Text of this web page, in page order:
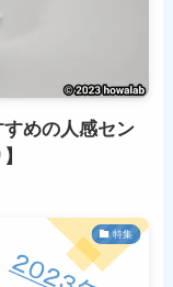
すめの人感セン
特集